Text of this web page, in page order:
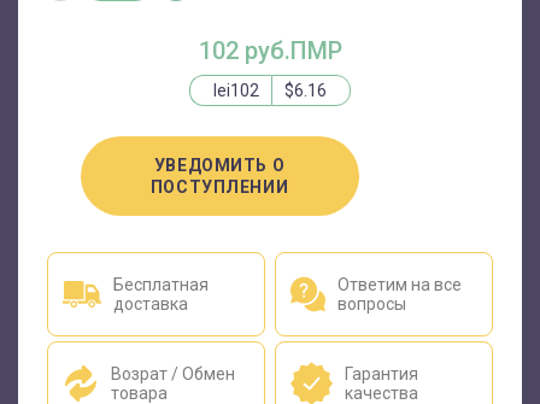
102 руб.ПМР
lei102 $6.16
УВЕДОМИТЬ О
ПОСТУПЛЕНИИ
Бесплатная
доставка
Ответим на все
вопросы
Возрат / Обмен
товара
Гарантия
качества